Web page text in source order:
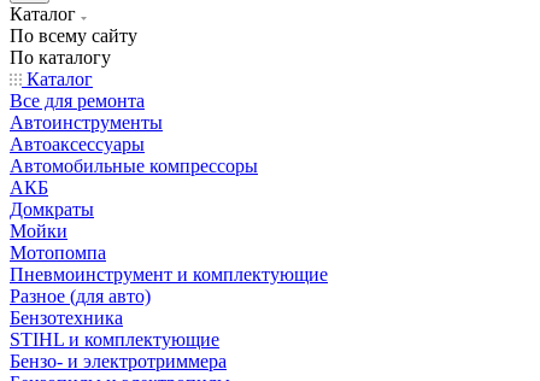
Каталог
По всему сайту
По каталогу
Каталог
Все для ремонта
Автоинструменты
Автоаксессуары
Автомобильные компрессоры
АКБ
Домкраты
Мойки
Мотопомпа
Пневмоинструмент и комплектующие
Разное (для авто)
Бензотехника
STIHL и комплектующие
Бензо- и электротриммера